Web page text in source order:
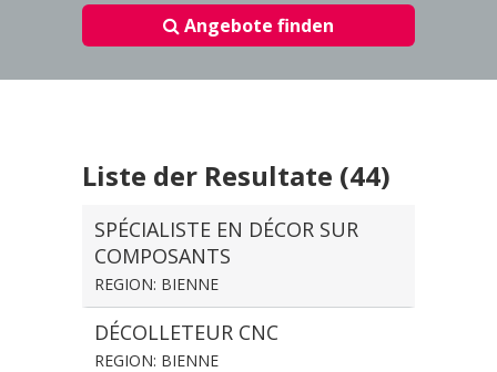
Angebote finden
Liste der Resultate (44)
SPÉCIALISTE EN DÉCOR SUR
COMPOSANTS
REGION: BIENNE
DÉCOLLETEUR CNC
REGION: BIENNE